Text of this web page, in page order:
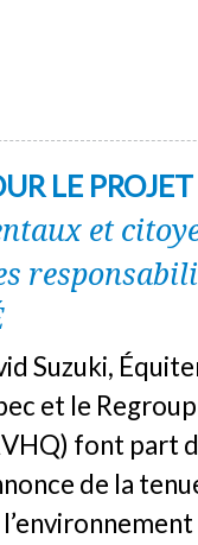
LE
et
Suzuki,
et le
font part
de la